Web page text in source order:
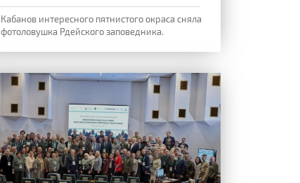
Кабанов интересного пятнистого окраса сняла
фотоловушка Рдейского заповедника.